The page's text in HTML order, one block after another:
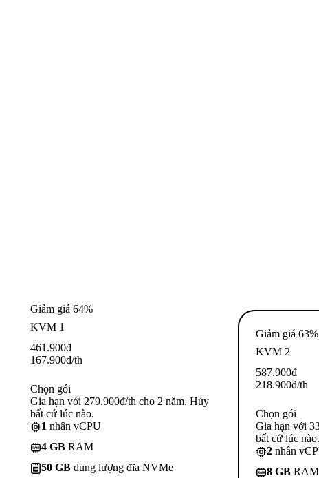
Giảm giá 64%
KVM 1
461.900đ
167.900đ/th
Chọn gói
Gia hạn với 279.900đ/th cho 2 năm. Hủy
bất cứ lúc nào.
1 nhân vCPU
4 GB RAM
50 GB dung lượng đĩa NVMe
Giảm giá 63%
KVM 2
587.900đ
218.900đ/th
Chọn gói
Gia hạn với
bất cứ lúc nào.
2 nhân
8 GB RAM